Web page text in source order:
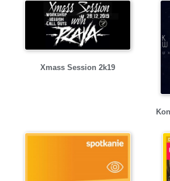
Xmass Session 2k19